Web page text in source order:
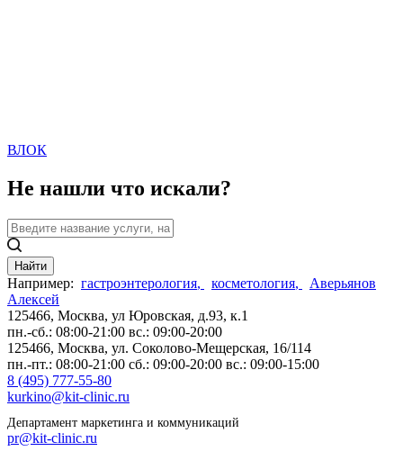
ВЛОК
Не нашли что искали?
Найти
Например: гастроэнтерология, косметология,
Аверьянов
Алексей
125466, Москва, ул Юровская, д.93, к.1
пн.-сб.: 08:00-21:00 вс.: 09:00-20:00
125466, Москва, ул. Соколово-Мещерская, 16/114
пн.-пт.: 08:00-21:00 сб.: 09:00-20:00 вс.: 09:00-15:00
8 (495) 777-55-80
kurkino@kit-clinic.ru
Департамент маркетинга и коммуникаций
pr@kit-clinic.ru